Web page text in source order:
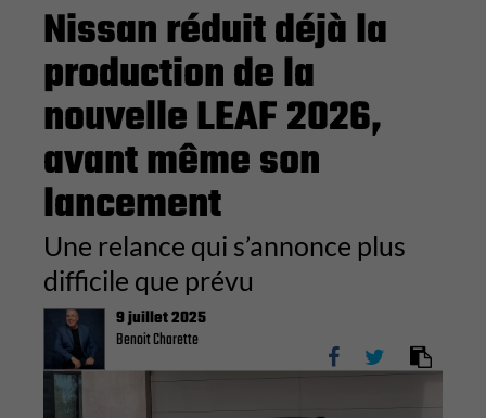
Nissan réduit déjà la
production de la
nouvelle LEAF 2026,
avant même son
lancement
Une relance qui s’annonce plus
difficile que prévu
9 juillet 2025
Benoit Charette